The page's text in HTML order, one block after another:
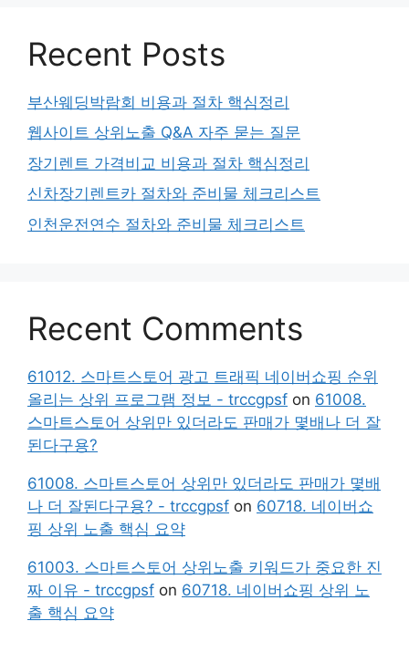
Recent Posts
부산웨딩박람회 비용과 절차 핵심정리
웹사이트 상위노출 Q&A 자주 묻는 질문
장기렌트 가격비교 비용과 절차 핵심정리
신차장기렌트카 절차와 준비물 체크리스트
인천운전연수 절차와 준비물 체크리스트
Recent Comments
61012. 스마트스토어 광고 트래픽 네이버쇼핑 순위
올리는 상위 프로그램 정보 - trccgpsf on 61008.
스마트스토어 상위만 있더라도 판매가 몇배나 더 잘
된다구용?
61008. 스마트스토어 상위만 있더라도 판매가 몇배
나 더 잘된다구용? - trccgpsf on 60718. 네이버쇼
핑 상위 노출 핵심 요약
61003. 스마트스토어 상위노출 키워드가 중요한 진
짜 이유 - trccgpsf on 60718. 네이버쇼핑 상위 노
출 핵심 요약